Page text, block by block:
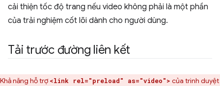
cải thiện tốc độ trang nếu video không phải là một phần
của trải nghiệm cốt lõi dành cho người dùng.
Tải trước đường liên kết
Khả năng hỗ trợ <link rel="preload" as="video"> của trình duyệt